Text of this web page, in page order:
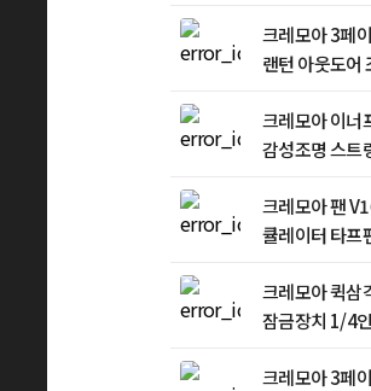
크레모아 3페
랜턴 아웃도어
크레모아 이너
감성조명 스트
크레모아 팬
큘레이터 타프
크레모아 퀵삼
잠금장치 1/4
크레모아 3페